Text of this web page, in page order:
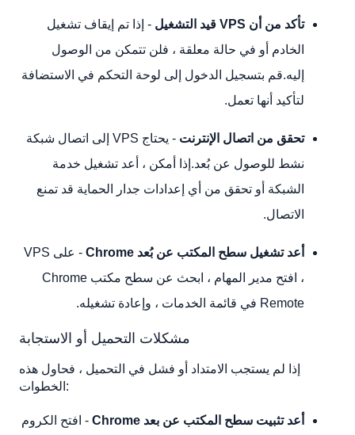
تأكد من أن VPS قيد التشغيل
- إذا تم إيقاف تشغيل
الخادم أو في حالة معلقة ، فلن تتمكن من الوصول
إليه.قم بتسجيل الدخول إلى لوحة التحكم في الاستضافة
لتأكيد أنها تعمل.
تحقق من اتصال الإنترنت
- يحتاج VPS إلى اتصال شبكة
نشط للوصول عن بُعد.إذا أمكن ، أعد تشغيل خدمة
الشبكة أو تحقق من أي إعدادات جدار الحماية قد تمنع
الاتصال.
أعد تشغيل سطح المكتب عن بُعد Chrome
- على VPS
، افتح مدير المهام ، ابحث عن سطح مكتب Chrome
Remote في قائمة الخدمات ، وإعادة تشغيله.
مشكلات التحميل أو الاستجابة
إذا لم يستجب الامتداد أو فشل في التحميل ، فحاول هذه
الخطوات:
أعد تثبيت سطح المكتب عن بعد Chrome
- افتح الكروم